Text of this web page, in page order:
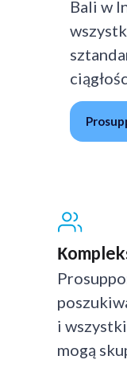
Bali w
i
mogą